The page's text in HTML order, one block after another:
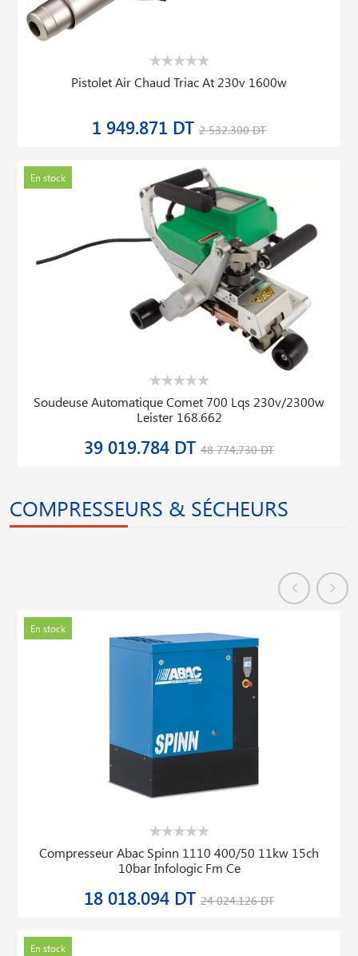
Pistolet Air Chaud Triac At 230v 1600w
1 949.871 DT 2 532.300 DT
En stock
Soudeuse Automatique Comet 700 Lqs 230v/2300w
Leister 168.662
39 019.784 DT 48 774.730 DT
COMPRESSEURS & SÉCHEURS
En stock
Compresseur Abac Spinn 1110 400/50 11kw 15ch
10bar Infologic Fm Ce
18 018.094 DT 24 024.126 DT
En stock